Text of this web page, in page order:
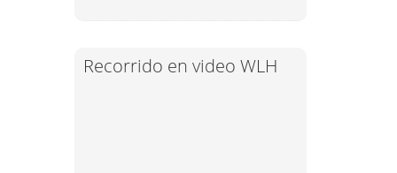
Recorrido en video WLH